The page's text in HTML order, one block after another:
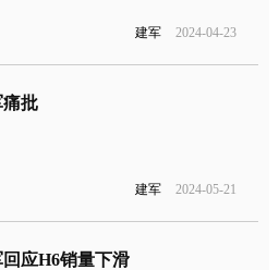
建军 2024-04-23
批
建军 2024-05-21
应H6销量下滑